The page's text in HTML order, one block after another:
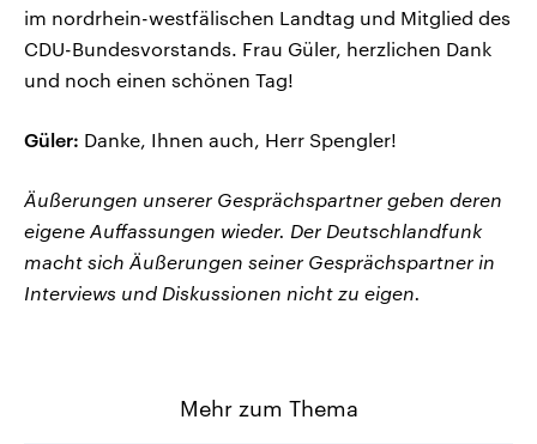
im nordrhein-westfälischen Landtag und Mitglied des
CDU-Bundesvorstands. Frau Güler, herzlichen Dank
und noch einen schönen Tag!
Güler: Danke, Ihnen auch, Herr Spengler!
Äußerungen unserer Gesprächspartner geben deren
eigene Auffassungen wieder. Der Deutschlandfunk
macht sich Äußerungen seiner Gesprächspartner in
Interviews und Diskussionen nicht zu eigen.
Mehr zum Thema